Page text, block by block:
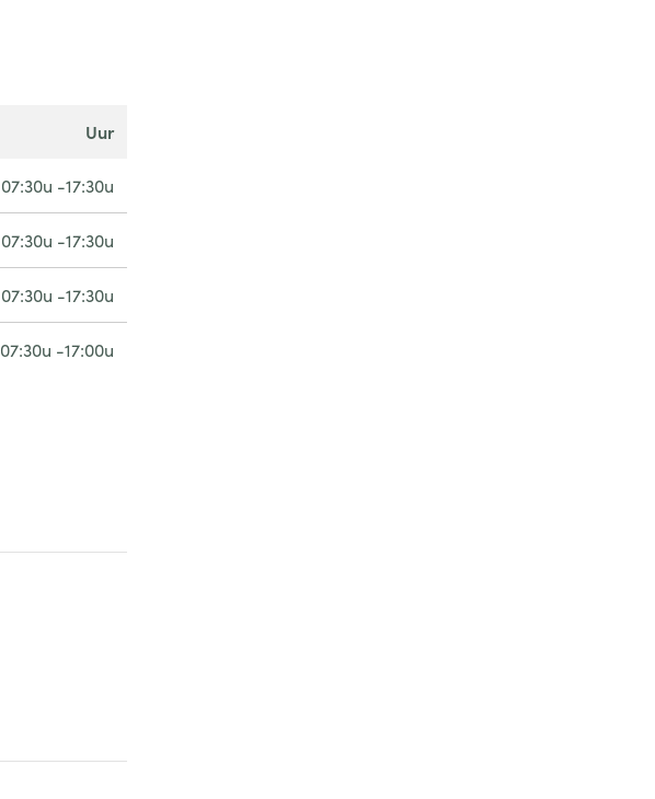
uur
07:30u -17:30u
07:30u -17:30u
07:30u -17:30u
07:30u -17:00u